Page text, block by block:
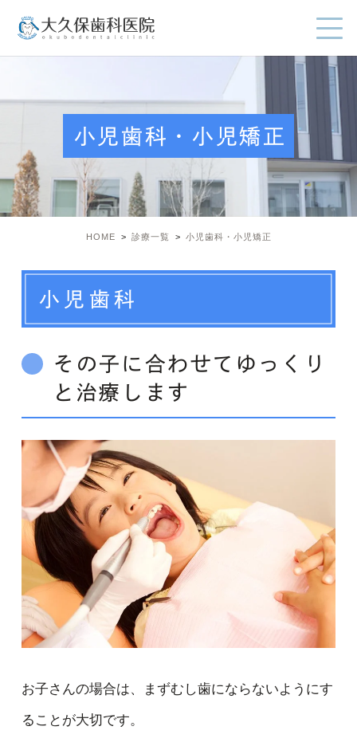
小児歯科・小児矯正
HOME 診療一覧 小児歯科・小児矯正
小児歯科
その子に合わせてゆっくり
と治療します
お子さんの場合は、まずむし歯にならないようにす
ることが大切です。